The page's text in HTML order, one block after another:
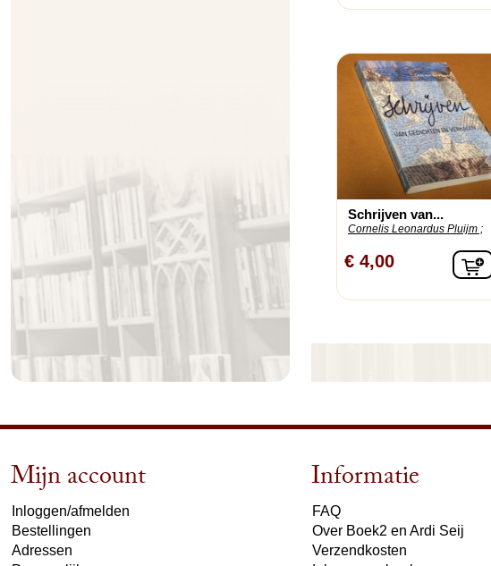
Schrijven van...
Cornelis Leonardus Pluijm ;
€ 4,00
Mijn account
Inloggen/afmelden
Bestellingen
Adressen
Informatie
FAQ
Over Boek2 en Ardi Seij
Verzendkosten